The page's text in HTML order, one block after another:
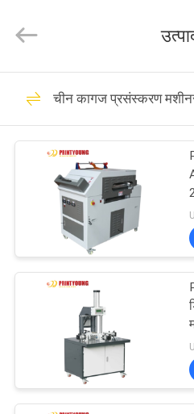
उत्पादों
वीडियो
बारे
कारखाना
Industry
Co.,Ltd.
Reserved.
फ़ोल्डर
फिल्म
चीन कागज प्रसंस्करण